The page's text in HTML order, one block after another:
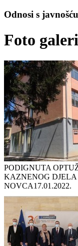
Odnosi s javnošću
Foto
PODIGNUTA
KAZNENOG
NOVCA17.01.2022.